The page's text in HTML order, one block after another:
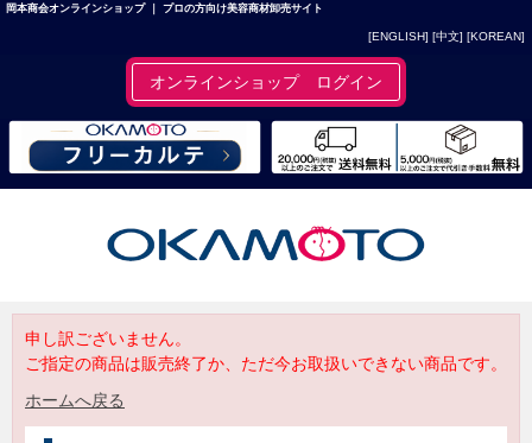
岡本商会オンラインショップ ｜ プロの方向け美容商材卸売サイト
[ENGLISH] [中文] [KOREAN]
オンラインショップ ログイン
申し訳ございません。
ご指定の商品は販売終了か、ただ今お取扱いできない商品です。
ホームへ戻る